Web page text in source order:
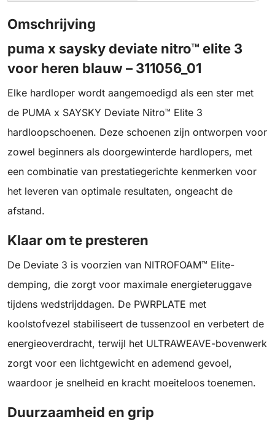
Omschrijving
puma x saysky deviate nitro™ elite 3
voor heren blauw – 311056_01
Elke hardloper wordt aangemoedigd als een ster met
de PUMA x SAYSKY Deviate Nitro™ Elite 3
hardloopschoenen. Deze schoenen zijn ontworpen voor
zowel beginners als doorgewinterde hardlopers, met
een combinatie van prestatiegerichte kenmerken voor
het leveren van optimale resultaten, ongeacht de
afstand.
Klaar om te presteren
De Deviate 3 is voorzien van NITROFOAM™ Elite-
demping, die zorgt voor maximale energieteruggave
tijdens wedstrijddagen. De PWRPLATE met
koolstofvezel stabiliseert de tussenzool en verbetert de
energieoverdracht, terwijl het ULTRAWEAVE-bovenwerk
zorgt voor een lichtgewicht en ademend gevoel,
waardoor je snelheid en kracht moeiteloos toenemen.
Duurzaamheid en grip